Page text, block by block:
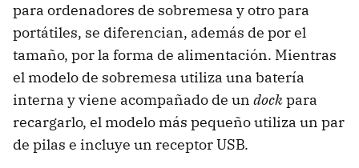
para ordenadores de sobremesa y otro para
portátiles, se diferencian, además de por el
tamaño, por la forma de alimentación. Mientras
el modelo de sobremesa utiliza una batería
interna y viene acompañado de un dockpara
recargarlo, el modelo más pequeño utiliza un par
de pilas e incluye un receptor USB.